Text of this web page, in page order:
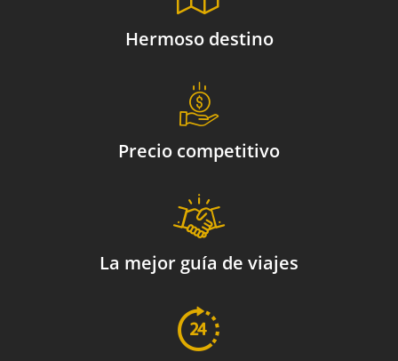
hermoso destino
precio competitivo
la mejor guía de viajes